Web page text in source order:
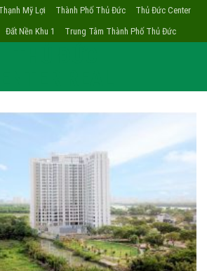
Mỹ Lợi Thành Phố Thủ Đức
Thủ Đức Center
Đất Nền Khu 1 Trung Tâm Thành Phố Thủ Đức